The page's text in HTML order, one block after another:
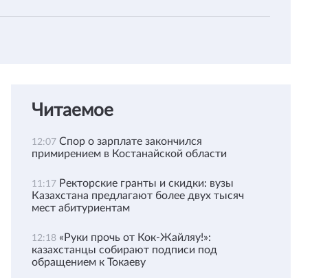
Читаемое
12:07 Спор о зарплате закончился
примирением в Костанайской области
11:17 Ректорские гранты и скидки: вузы
Казахстана предлагают более двух тысяч
мест абитуриентам
12:18 «Руки прочь от Кок-Жайляу!»:
казахстанцы собирают подписи под
обращением к Токаеву